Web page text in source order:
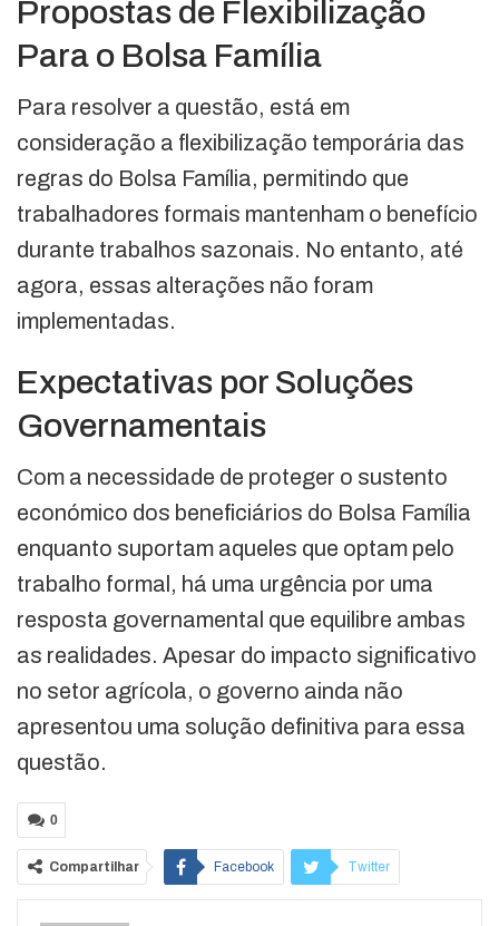
Propostas de Flexibilização
Para o Bolsa Família
Para resolver a questão, está em
consideração a flexibilização temporária das
regras do Bolsa Família, permitindo que
trabalhadores formais mantenham o benefício
durante trabalhos sazonais. No entanto, até
agora, essas alterações não foram
implementadas.
Expectativas por Soluções
Governamentais
Com a necessidade de proteger o sustento
económico dos beneficiários do Bolsa Família
enquanto suportam aqueles que optam pelo
trabalho formal, há uma urgência por uma
resposta governamental que equilibre ambas
as realidades. Apesar do impacto significativo
no setor agrícola, o governo ainda não
apresentou uma solução definitiva para essa
questão.
0
Compartilhar Facebook Twitter